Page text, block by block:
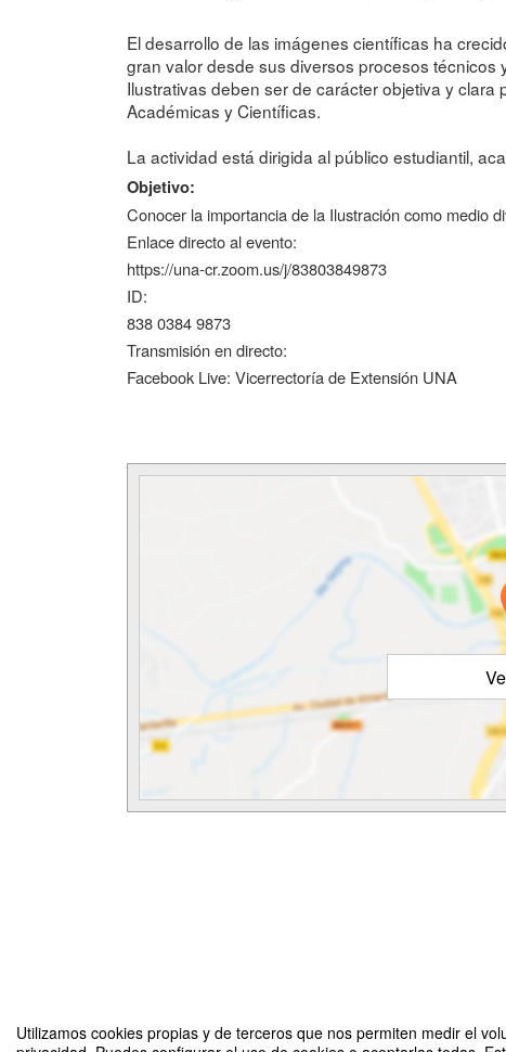
Utilizamos cookies propias y de terceros que nos permiten medir el
El desarrollo de las imágenes científicas ha
gran valor desde sus diversos procesos técnicos
Ilustrativas deben ser de carácter objetiva y
Académicas y Científicas.
La actividad está dirigida al público estudiantil,
Objetivo:
Conocer la importancia de la Ilustración como medio
Enlace directo al evento:
https://una-cr.zoom.us/j/83803849873
ID:
838 0384 9873
Transmisión en directo:
Facebook Live: Vicerrectoría de Extensión UNA